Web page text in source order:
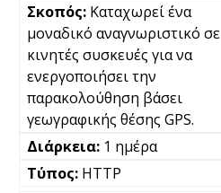
Καταχωρεί ένα
μοναδικό αναγνωριστικό σε
κινητές συσκευές για να
ενεργοποιήσει την
παρακολούθηση βάσει
γεωγραφικής θέσης GPS.
1 ημέρα
HTTP